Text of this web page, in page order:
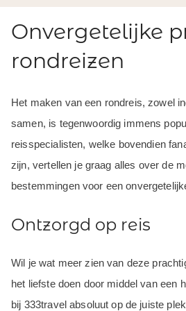
Onvergetelijke
rondreizen
Het maken van een rondreis, zowel
samen, is tegenwoordig immens
reisspecialisten, welke bovendien
zijn, vertellen je graag alles over de
bestemmingen voor een
Ontzorgd op reis
Wil je wat meer zien van deze
het liefste doen door middel van een
bij 333travel absoluut op de juiste